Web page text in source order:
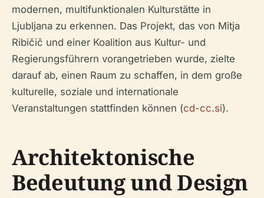
modernen, multifunktionalen Kulturstätte in
Ljubljana zu erkennen. Das Projekt, das von Mitja
Ribičič und einer Koalition aus Kultur- und
Regierungsführern vorangetrieben wurde, zielte
darauf ab, einen Raum zu schaffen, in dem große
kulturelle, soziale und internationale
Veranstaltungen stattfinden können (cd-cc.si).
Architektonische
Bedeutung und Design